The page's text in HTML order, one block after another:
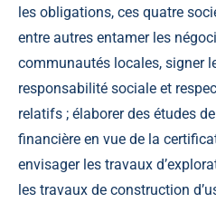
les obligations, ces quatre
entre autres entamer les
communautés locales, signer
responsabilité sociale et
relatifs ; élaborer des études
financière en vue de la
envisager les travaux
les travaux de construction